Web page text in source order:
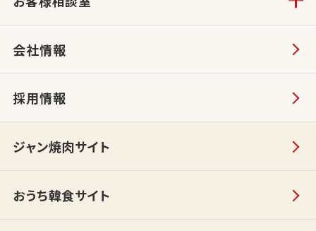
会社情報
採用情報
ジャン焼肉サイト
おうち韓食サイト